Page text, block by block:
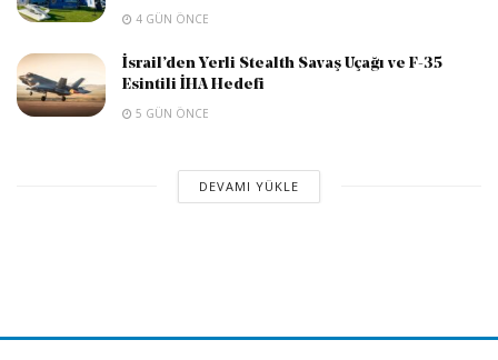
4 GÜN ÖNCE
İsrail’den Yerli Stealth Savaş Uçağı ve F-35
Esintili İHA Hedefi
5 GÜN ÖNCE
DEVAMI YÜKLE